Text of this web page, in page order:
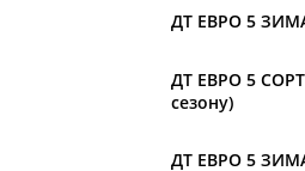
ДТ ЕВРО 5
ДТ ЕВРО 5 СОРТ
сезону)
ДТ ЕВРО 5